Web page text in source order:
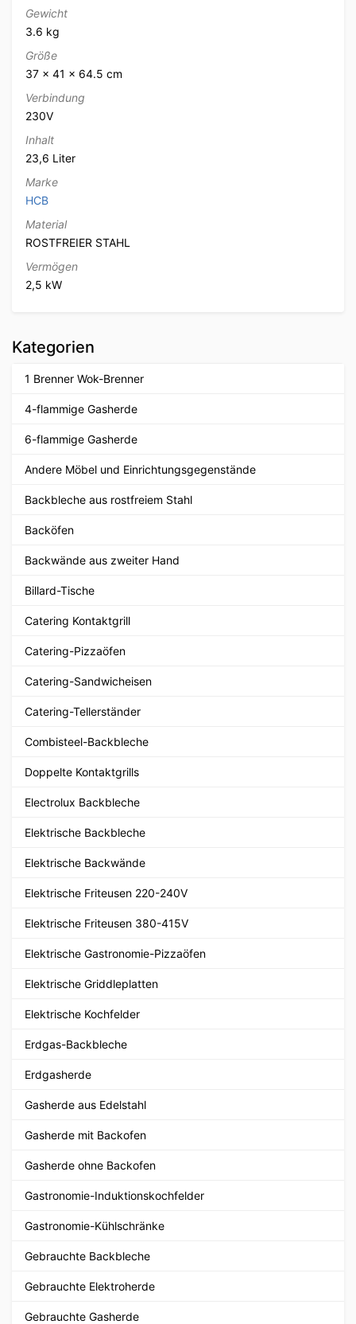
Gewicht
3.6 kg
Größe
37 × 41 × 64.5 cm
Verbindung
230V
Inhalt
23,6 Liter
Marke
HCB
Material
ROSTFREIER STAHL
Vermögen
2,5 kW
Kategorien
1 Brenner Wok-Brenner
4-flammige Gasherde
6-flammige Gasherde
Andere Möbel und Einrichtungsgegenstände
Backbleche aus rostfreiem Stahl
Backöfen
Backwände aus zweiter Hand
Billard-Tische
Catering Kontaktgrill
Catering-Pizzaöfen
Catering-Sandwicheisen
Catering-Tellerständer
Combisteel-Backbleche
Doppelte Kontaktgrills
Electrolux Backbleche
Elektrische Backbleche
Elektrische Backwände
Elektrische Friteusen 220-240V
Elektrische Friteusen 380-415V
Elektrische Gastronomie-Pizzaöfen
Elektrische Griddleplatten
Elektrische Kochfelder
Erdgas-Backbleche
Erdgasherde
Gasherde aus Edelstahl
Gasherde mit Backofen
Gasherde ohne Backofen
Gastronomie-Induktionskochfelder
Gastronomie-Kühlschränke
Gebrauchte Backbleche
Gebrauchte Elektroherde
Gebrauchte Gasherde